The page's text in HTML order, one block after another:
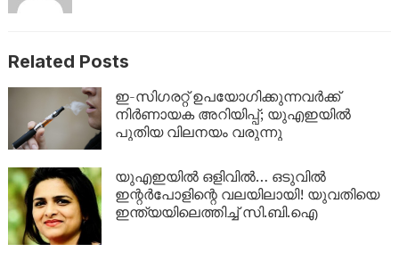
Related Posts
ഇ-സിഗരറ്റ് ഉപയോഗിക്കുന്നവർക്ക്
നിർണായക അറിയിപ്പ്; യുഎഇയിൽ
പുതിയ വിലനയം വരുന്നു
യുഎഇയിൽ ഒളിവിൽ… ഒടുവിൽ
ഇന്റർപോളിന്റെ വലയിലായി! യുവതിയെ
ഇന്ത്യയിലെത്തിച്ച് സി.ബി.ഐ